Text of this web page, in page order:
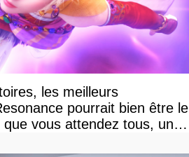
les meilleurs
pourrait bien être le
vous attendez tous, un